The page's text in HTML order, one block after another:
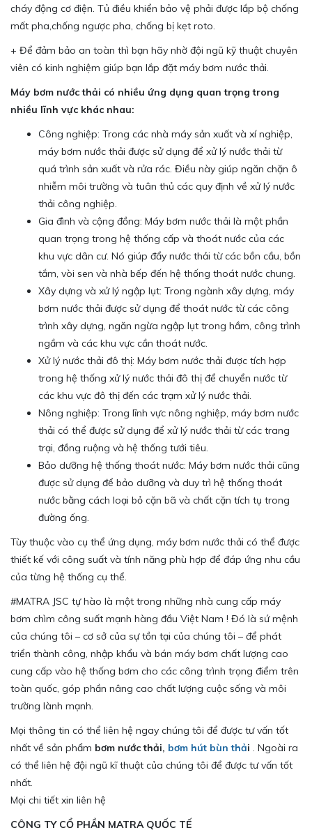
cháy động cơ điện. Tủ điều khiển bảo vệ phải được lắp bộ chống
mất pha,chống ngược pha, chống bị kẹt roto.
+ Để đảm bảo an toàn thì bạn hãy nhờ đội ngũ kỹ thuật chuyên
viên có kinh nghiệm giúp bạn lắp đặt máy bơm nước thải.
Máy bơm nước thải có nhiều ứng dụng quan trọng trong
nhiều lĩnh vực khác nhau:
Công nghiệp: Trong các nhà máy sản xuất và xí nghiệp,
máy bơm nước thải được sử dụng để xử lý nước thải từ
quá trình sản xuất và rửa rác. Điều này giúp ngăn chặn ô
nhiễm môi trường và tuân thủ các quy định về xử lý nước
thải công nghiệp.
Gia đình và cộng đồng: Máy bơm nước thải là một phần
quan trọng trong hệ thống cấp và thoát nước của các
khu vực dân cư. Nó giúp đẩy nước thải từ các bồn cầu, bồn
tắm, vòi sen và nhà bếp đến hệ thống thoát nước chung.
Xây dựng và xử lý ngập lụt: Trong ngành xây dựng, máy
bơm nước thải được sử dụng để thoát nước từ các công
trình xây dựng, ngăn ngừa ngập lụt trong hầm, công trình
ngầm và các khu vực cần thoát nước.
Xử lý nước thải đô thị: Máy bơm nước thải được tích hợp
trong hệ thống xử lý nước thải đô thị để chuyển nước từ
các khu vực đô thị đến các trạm xử lý nước thải.
Nông nghiệp: Trong lĩnh vực nông nghiệp, máy bơm nước
thải có thể được sử dụng để xử lý nước thải từ các trang
trại, đồng ruộng và hệ thống tưới tiêu.
Bảo dưỡng hệ thống thoát nước: Máy bơm nước thải cũng
được sử dụng để bảo dưỡng và duy trì hệ thống thoát
nước bằng cách loại bỏ cặn bã và chất cặn tích tụ trong
đường ống.
Tùy thuộc vào cụ thể ứng dụng, máy bơm nước thải có thể được
thiết kế với công suất và tính năng phù hợp để đáp ứng nhu cầu
của từng hệ thống cụ thể.
#MATRA JSC tự hào là một trong những nhà cung cấp máy
bơm chìm công suất mạnh hàng đầu Việt Nam ! Đó là sứ mệnh
của chúng tôi – cơ sở của sự tồn tại của chúng tôi – để phát
triển thành công, nhập khẩu và bán máy bơm chất lượng cao
cung cấp vào hệ thống bơm cho các công trình trọng điểm trên
toàn quốc, góp phần nâng cao chất lượng cuộc sống và môi
trường lành mạnh.
Mọi thông tin có thể liên hệ ngay chúng tôi để được tư vấn tốt
nhất về sản phẩm bơm nước thải, bơm hút bùn thải
. Ngoài ra
có thể liên hệ đội ngũ kĩ thuật của chúng tôi để được tư vấn tốt
nhất.
Mọi chi tiết xin liên hệ
CÔNG TY CỔ PHẦN MATRA QUỐC TẾ